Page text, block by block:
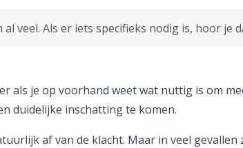
veel. Als er iets specifieks nodig is, hoor je
als je op voorhand weet wat nuttig is om
duidelijke inschatting te komen.
af van de klacht. Maar in veel